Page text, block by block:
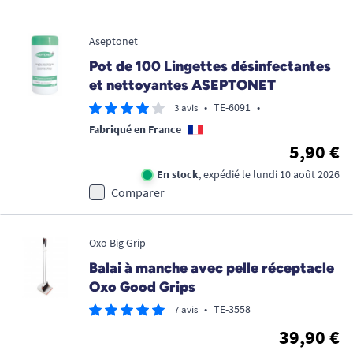
Aseptonet
Pot de 100 Lingettes désinfectantes
et nettoyantes ASEPTONET
3 avis • TE-6091 •
Fabriqué en France
5,90 €
En stock, expédié le lundi 10 août 2026
Comparer
Oxo Big Grip
Balai à manche avec pelle réceptacle
Oxo Good Grips
7 avis • TE-3558
39,90 €